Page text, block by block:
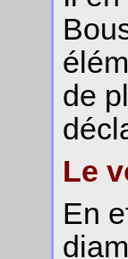
de
Le
En